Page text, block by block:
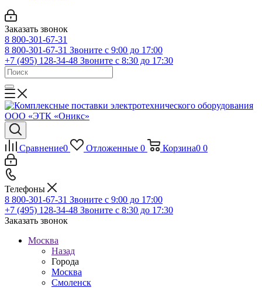
Заказать звонок
8 800-301-67-31
8 800-301-67-31 Звоните с 9:00 до 17:00
+7 (495) 128-34-48 Звоните с 8:30 до 17:30
Сравнение0 Отложенные 0 Корзина0 0
Телефоны
8 800-301-67-31 Звоните с 9:00 до 17:00
+7 (495) 128-34-48 Звоните с 8:30 до 17:30
Заказать звонок
Москва
Назад
Города
Москва
Смоленск